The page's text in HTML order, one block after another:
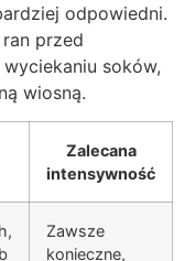
odpowiedni.
przed
soków,
wiosną.
Zalecana
intensywność
Zawsze
konieczne,